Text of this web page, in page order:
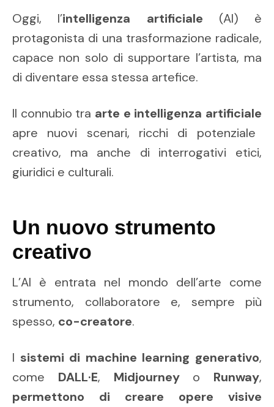
Oggi, l’intelligenza artificiale (AI) è
protagonista di una trasformazione radicale,
capace non solo di supportare l’artista, ma
di diventare essa stessa artefice.
Il connubio tra arte e intelligenza artificiale
apre nuovi scenari, ricchi di potenziale
creativo, ma anche di interrogativi etici,
giuridici e culturali.
Un nuovo strumento
creativo
L’AI è entrata nel mondo dell’arte come
strumento, collaboratore e, sempre più
spesso, co-creatore.
I sistemi di machine learning generativo,
come DALL·E, Midjourneyo Runway,
permettono di creare opere visive